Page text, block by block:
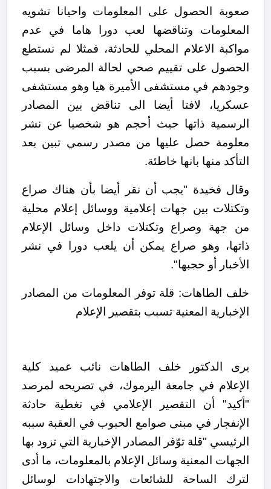
صعوبة الحصول على المعلومات واحيانا تشويه
المعلومات وتناقضها لعب دورا هاما في عدم
مواكبة الاعلام المحلي للحادثة، فمثلا لم نستطع
الحصول على تقييم صحي لحالة المرضى بسبب
وجودهم في مستشفى الأميرة هيا وهو مستشفى
عسكريا، لافتا أيضا الى تناقض بين المصادر
الرسمية ذاتها حيث أحجم هو شخصيا عن نشر
معلومة حصل عليها من مصدر رسمي تبين بعد
التأكد منها بانها خاطئة.
وقال فخيدة "يجب أن نقر أيضا بأن هناك صراع
وتكتلات بين جهات إعلامية ووسائل إعلام محلية
من جهة وصراع وتكتلات داخل وسائل الإعلام
ذاتها، وهو صراع يمكن أن يلعب دورا في نشر
الأخبار أو حجبها".
خلف الطاهات: قلة توفر المعلومات من المصادر
الإخبارية المعنية تسبب بتقصير الإعلام
يرى الدكتور خلف الطاهات نائب عميد كلية
الإعلام في جامعة اليرموك، في تصريحه لمرصد
"أكيد" أن التقصير الإعلامي في تغطية حادثة
الإنفجار في مبنى صوامع الحبوب في العقبة سببه
الرئيسي "قلة توّفر المصادر الإخبارية التي تزود بها
الجهات المعنية وسائل الإعلام بالمعلومات، ما أدى
لترك الساحة للشائعات والاجتهادات لوسائل